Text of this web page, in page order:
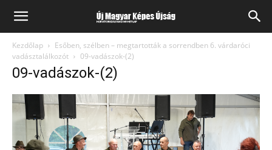
Kezdőlap
Esőben, szélben – megtartották a sorrendben 6. várdaróci
vadásztalálkozót
09-vadászok-(2)
09-vadászok-(2)